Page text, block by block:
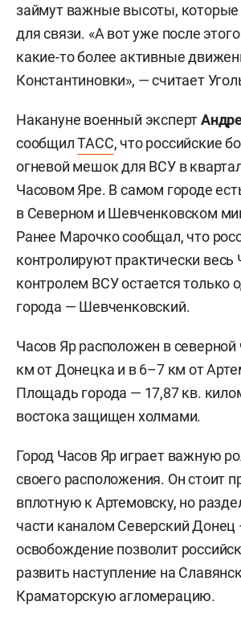
займут важные высоты, которые
для связи. «А вот уже после
какие-то более активные
Константиновки», — считает
Накануне военный эксперт
сообщилТАСС, что российские
огневой мешок для ВСУ в
Часовом Яре. В самом городе
в Северном и Шевченковском
Ранее Марочко сообщал, что
контролируют практически весь
контролем ВСУ остается только
города — Шевченковский.
Часов Яр расположен в
км от Донецка и в 6–7 км от
Площадь города — 17,87 кв.
востока защищен холмами.
Город Часов Яр играет важную
своего расположения. Он стоит
вплотную к Артемовску, но
части каналом Северский Донец
освобождение позволит
развить наступление на
Краматорскую агломерацию.